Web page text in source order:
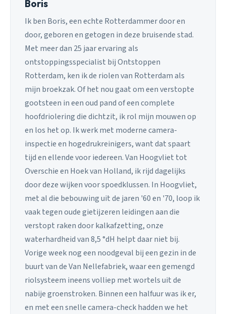
Boris
Ik ben Boris, een echte Rotterdammer door en
door, geboren en getogen in deze bruisende stad.
Met meer dan 25 jaar ervaring als
ontstoppingsspecialist bij Ontstoppen
Rotterdam, ken ik de riolen van Rotterdam als
mijn broekzak. Of het nou gaat om een verstopte
gootsteen in een oud pand of een complete
hoofdriolering die dichtzit, ik rol mijn mouwen op
en los het op. Ik werk met moderne camera-
inspectie en hogedrukreinigers, want dat spaart
tijd en ellende voor iedereen. Van Hoogvliet tot
Overschie en Hoek van Holland, ik rijd dagelijks
door deze wijken voor spoedklussen. In Hoogvliet,
met al die bebouwing uit de jaren '60 en '70, loop ik
vaak tegen oude gietijzeren leidingen aan die
verstopt raken door kalkafzetting, onze
waterhardheid van 8,5 °dH helpt daar niet bij.
Vorige week nog een noodgeval bij een gezin in de
buurt van de Van Nellefabriek, waar een gemengd
riolsysteem ineens volliep met wortels uit de
nabije groenstroken. Binnen een halfuur was ik er,
en met een snelle camera-check hadden we het